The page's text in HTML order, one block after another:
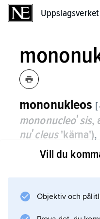
Uppslagsverket
mononukleos
mononucleoʹsis,
nuʹcleus'kärna'),
monocytangina,
Virus överförs
benämningen
Vill du
Objektiv och